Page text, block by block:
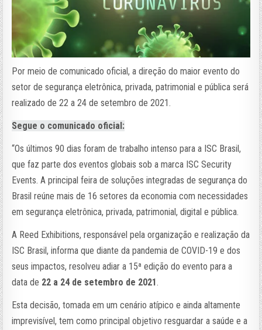
Por meio de comunicado oficial, a direção do maior evento do
setor de segurança eletrônica, privada, patrimonial e pública será
realizado de 22 a 24 de setembro de 2021.
Segue o comunicado oficial:
“Os últimos 90 dias foram de trabalho intenso para a ISC Brasil,
que faz parte dos eventos globais sob a marca ISC Security
Events. A principal feira de soluções integradas de segurança do
Brasil reúne mais de 16 setores da economia com necessidades
em segurança eletrônica, privada, patrimonial, digital e pública.
A Reed Exhibitions, responsável pela organização e realização da
ISC Brasil, informa que diante da pandemia de COVID-19 e dos
seus impactos, resolveu adiar a 15ª edição do evento para a
data de 22 a 24 de setembro de 2021.
Esta decisão, tomada em um cenário atípico e ainda altamente
imprevisível, tem como principal objetivo resguardar a saúde e a